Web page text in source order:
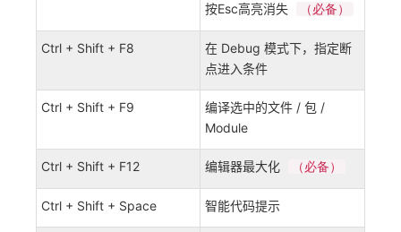
按Esc高亮消失
（必备）
Ctrl + Shift + F8
在 Debug 模式下，指定断
点进入条件
Ctrl + Shift + F9
编译选中的文件 / 包 /
Module
Ctrl + Shift + F12 编辑器最大化 （必备）
Ctrl + Shift + Space 智能代码提示